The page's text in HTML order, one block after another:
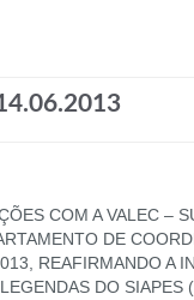
COM A VALEC –
DE
REAFIRMANDO A
DO SIAPES